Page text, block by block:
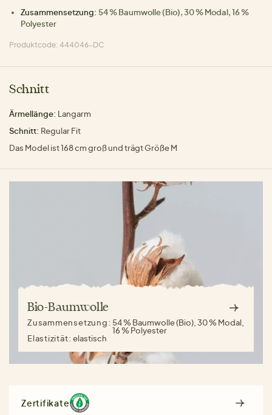
Zusammensetzung: 54 % Baumwolle (Bio), 30 % Modal, 16 %
Polyester
Produktcode: 444046-DC
Schnitt
Ärmellänge: Langarm
Schnitt: Regular Fit
Das Model ist 168 cm groß und trägt Größe M
Bio-Baumwolle
Zusammensetzung: 54 % Baumwolle (Bio), 30 % Modal,
16 % Polyester
Elastizität:elastisch
Zertifikate